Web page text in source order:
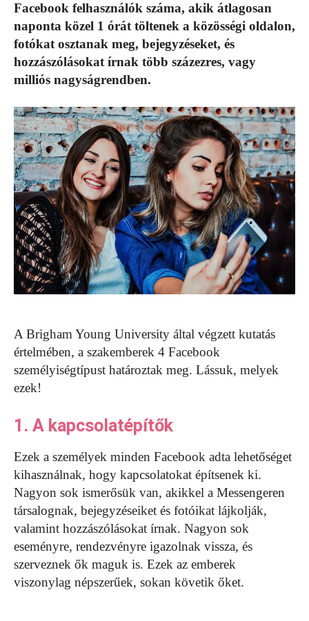
Facebook felhasználók száma, akik átlagosan
naponta közel 1 órát töltenek a közösségi oldalon,
fotókat osztanak meg, bejegyzéseket, és
hozzászólásokat írnak több százezres, vagy
milliós nagyságrendben.
A Brigham Young University által végzett kutatás
értelmében, a szakemberek 4 Facebook
személyiségtípust határoztak meg. Lássuk, melyek
ezek!
1. A kapcsolatépítők
Ezek a személyek minden Facebook adta lehetőséget
kihasználnak, hogy kapcsolatokat építsenek ki.
Nagyon sok ismerősük van, akikkel a Messengeren
társalognak, bejegyzéseiket és fotóikat lájkolják,
valamint hozzászólásokat írnak. Nagyon sok
eseményre, rendezvényre igazolnak vissza, és
szerveznek ők maguk is. Ezek az emberek
viszonylag népszerűek, sokan követik őket.